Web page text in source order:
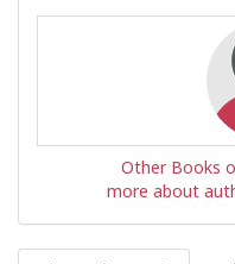
Other
more about